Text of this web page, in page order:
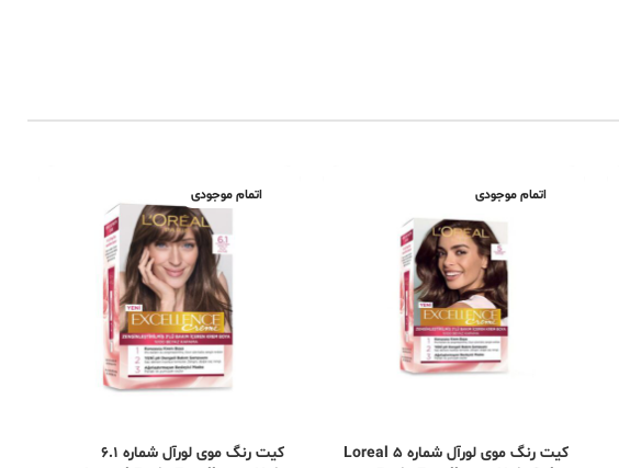
اتمام موجودی
کیت رنگ موی لورآل شماره 5 Loreal
اتمام موجودی
کیت رنگ موی لورآل شماره 6.1